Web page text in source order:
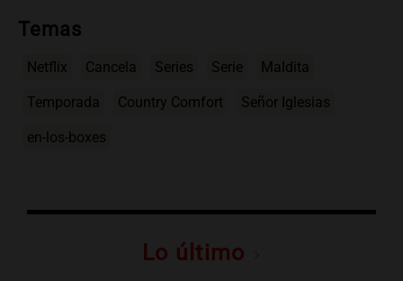
Temas
Netflix Cancela Series Serie Maldita
Temporada Country Comfort Señor Iglesias
en-los-boxes
Lo último